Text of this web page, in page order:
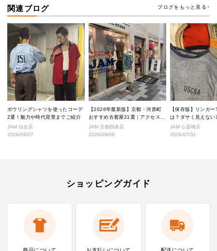
関連ブログ ブログをもっと見る
ボウリングシャツを使ったコーデ
2選！魅力や時代背景までご紹介
JAM 仙台店
2026/08/07
【2026年最新版】京都・河原町
おすすめ古着屋21選｜アクセス良
好な絶対行くべきショップ厳選！
JAM 京都四条店
2026/08/06
【保存版】リンガ
は？ダサく見えない
なし完全ガイド
JAM 心斎橋店
2026/07/31
ショッピングガイド